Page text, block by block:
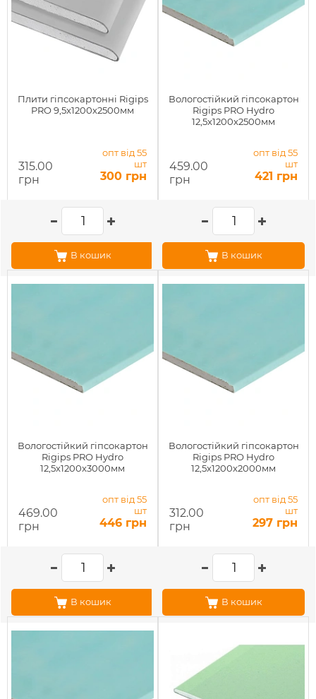
Плити гіпсокартонні Rigips
PRO 9,5x1200x2500мм
315.00
грн
опт від 55
шт
300 грн
В кошик
Вологостійкий гіпсокартон
Rigips PRO Hydro
12,5x1200x2500мм
459.00
грн
опт від 55
шт
421 грн
В кошик
Вологостійкий гіпсокартон
Rigips PRO Hydro
12,5x1200x3000мм
469.00
грн
опт від 55
шт
446 грн
В кошик
Вологостійкий гіпсокартон
Rigips PRO Hydro
12,5x1200x2000мм
312.00
грн
опт від 55
шт
297 грн
В кошик